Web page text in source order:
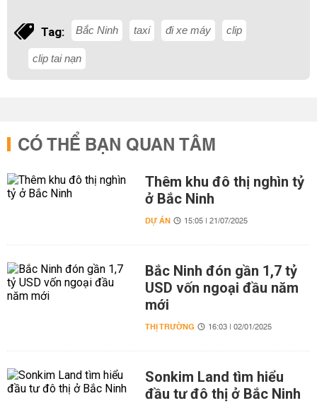
Tag: Bắc Ninh taxi đi xe máy clip
clip tai nạn
CÓ THỂ BẠN QUAN TÂM
Thêm khu đô thị nghìn tỷ
ở Bắc Ninh
DỰ ÁN 15:05 | 21/07/2025
Bắc Ninh đón gần 1,7 tỷ
USD vốn ngoại đầu năm
mới
THỊ TRƯỜNG 16:03 | 02/01/2025
Sonkim Land tìm hiểu
đầu tư đô thị ở Bắc Ninh